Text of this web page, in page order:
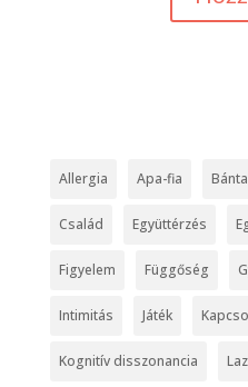
Allergia Apa-fia
Család Együttérzés
Figyelem Függőség
Intimitás Játék
Kognitív disszonancia